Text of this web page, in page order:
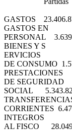
GASTOS
GASTOS EN
PERSONAL
BIENES Y S
ERVICIOS
DE CONSUMO
PRESTACIONES
DE SEGURIDAD
SOCIAL
CORRIENTES
INTEGROS
AL FISCO